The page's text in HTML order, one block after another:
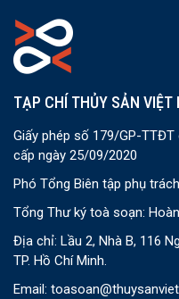
TẠP CHÍ THỦY SẢN VIỆT
Giấy phép số 179/GP-
cấp ngày 25/09/2020
Phó Tổng Biên tập phụ
Tổng Thư ký toà soạn:
Địa chỉ: Lầu 2, Nhà B, 116
TP. Hồ Chí Minh.
Email: